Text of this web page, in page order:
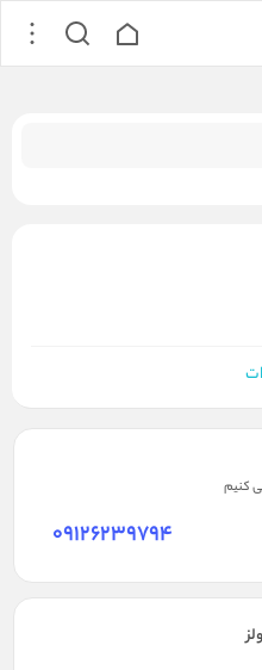
کنیم
09126239794